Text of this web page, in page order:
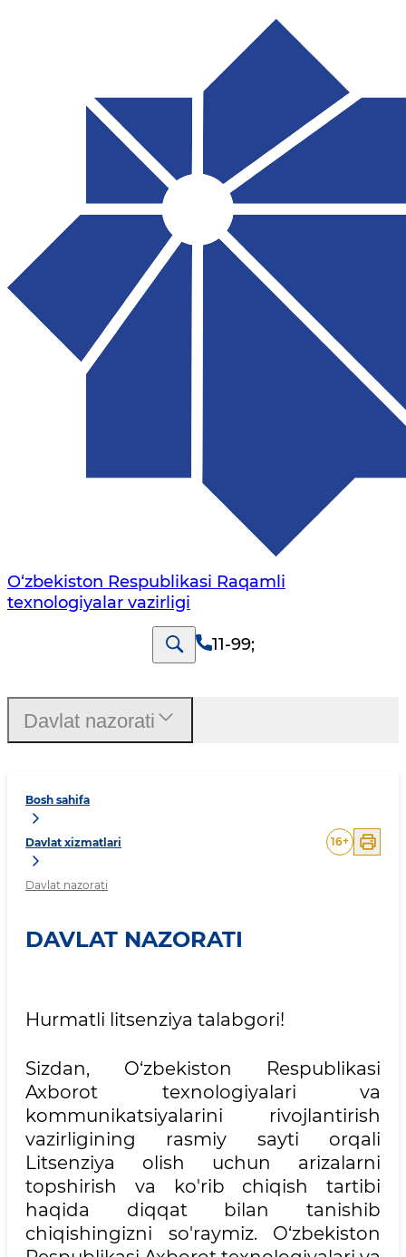
O‘zbekiston Respublikasi Raqamli
texnologiyalar vazirligi
11-99;
Bosh sahifa
Davlat xizmatlari
Davlat nazorati
16+
DAVLAT NAZORATI
Hurmatli litsenziya talabgori!
Sizdan, O‘zbekiston Respublikasi
Axborot texnologiyalari va
kommunikatsiyalarini rivojlantirish
vazirligining rasmiy sayti orqali
Litsenziya olish uchun arizalarni
topshirish va ko'rib chiqish tartibi
haqida diqqat bilan tanishib
chiqishingizni so'raymiz. O‘zbekiston
Davlat nazorati